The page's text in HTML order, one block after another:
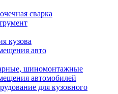
сварка
кузова
авто
шиномонтажные
автомобилей
для кузовного